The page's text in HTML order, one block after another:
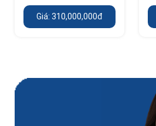
Giá: 310,000,000đ